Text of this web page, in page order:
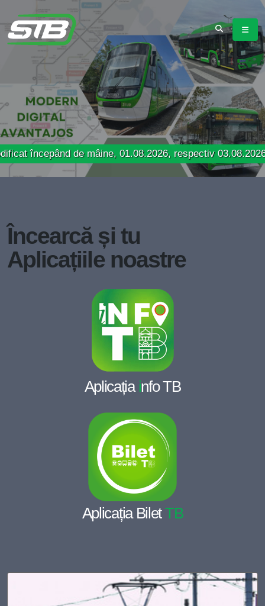
de mâine, 01.08.2026, respectiv 03.08.2026
Încearcă și tu
Aplicațiile noastre
Aplicația info TB
Aplicația BiletTB